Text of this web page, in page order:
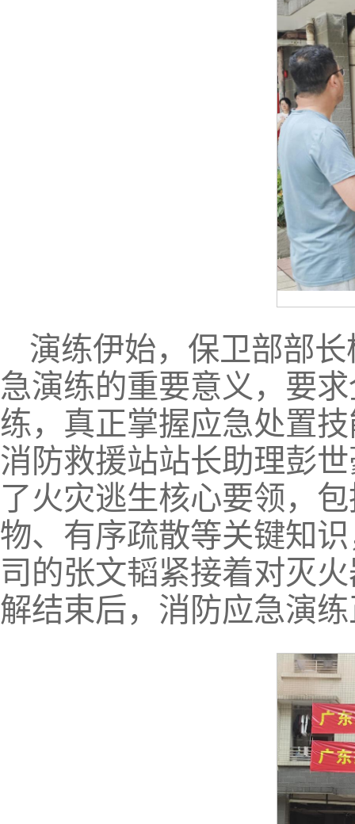
演练伊始，保卫部部
急演练的重要意义，要
练，真正掌握应急处置
消防救援站站长助理彭
了火灾逃生核心要领，
物、有序疏散等关键知
司的张文韬紧接着对灭
解结束后，消防应急演